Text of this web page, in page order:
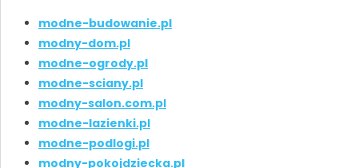
modne-budowanie.pl
modny-dom.pl
modne-ogrody.pl
modne-sciany.pl
modny-salon.com.pl
modne-lazienki.pl
modne-podlogi.pl
modny-pokojdziecka.pl